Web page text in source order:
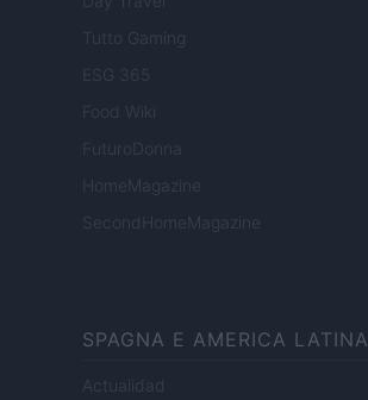
Tutto Gaming
ESG 365
Food Wiki
FuturoDonna
HomeMagazine
SecondHomeMagazine
SPAGNA E AMERICA LATINA
Actualidad